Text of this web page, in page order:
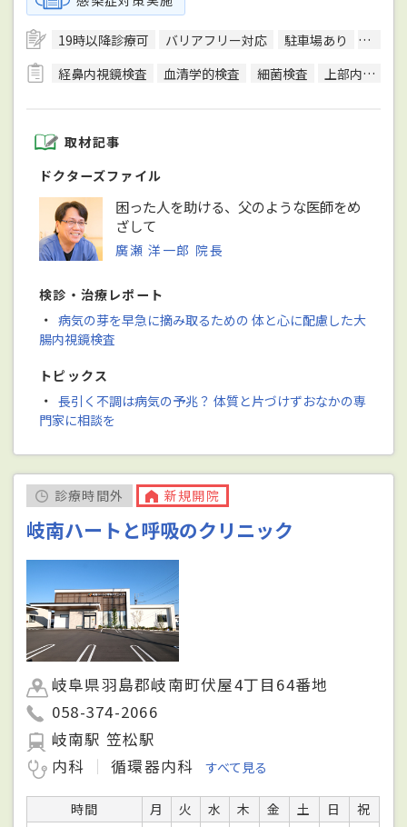
19時以降診療可 バリアフリー対応 駐車場あり
エレベ
経鼻内視鏡検査
血清学的検査 細菌検査 上部内視鏡検査
取材記事
ドクターズファイル
困った人を助ける、父のような医師をめ
ざして
廣瀬 洋一郎 院長
検診・治療レポート
・ 病気の芽を早急に摘み取るための 体と心に配慮した大
腸内視鏡検査
トピックス
・ 長引く不調は病気の予兆？ 体質と片づけずおなかの専
門家に相談を
診療時間外 新規開院
岐南ハートと呼吸のクリニック
岐阜県羽島郡岐南町伏屋4丁目64番地
058-374-2066
岐南駅 笠松駅
内科
循環器内科 すべて見る
時間 月 火 水 木 金 土 日
祝